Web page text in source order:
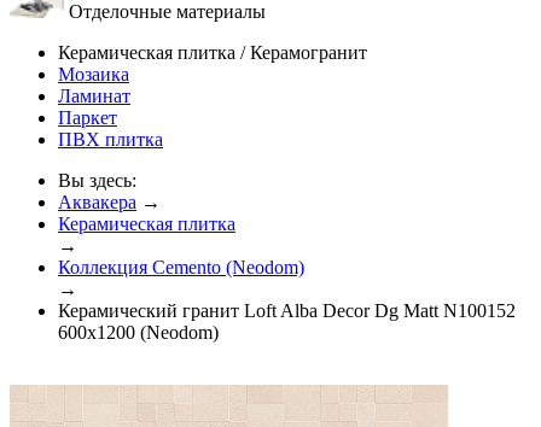
Отделочные материалы
Керамическая плитка / Керамогранит
Мозаика
Ламинат
Паркет
ПВХ плитка
Вы здесь:
Аквакера →
Керамическая плитка
→
Коллекция Cemento (Neodom)
→
Керамический гранит Loft Alba Decor Dg Matt N100152
600x1200 (Neodom)